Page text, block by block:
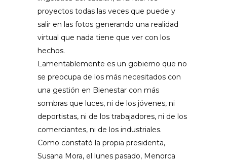
proyectos todas las veces que puede y
salir en las fotos generando una realidad
virtual que nada tiene que ver con los
hechos.
Lamentablemente es un gobierno que no
se preocupa de los más necesitados con
una gestión en Bienestar con más
sombras que luces, ni de los jóvenes, ni
deportistas, ni de los trabajadores, ni de los
comerciantes, ni de los industriales.
Como constató la propia presidenta,
Susana Mora, el lunes pasado, Menorca